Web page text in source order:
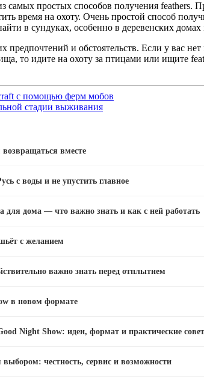
простых способов получения feathers.
время на охоту. Очень простой способ
в сундуках, особенно в деревенских
предпочтений и обстоятельств. Если у вас
то идите на охоту за птицами или ищите
с помощью ферм мобов
стадии выживания
вместе
с воды и не упустить главное
дома — что важно знать и как с ней работать
с желанием
важно знать перед отплытием
в новом формате
Night Show: идеи, формат и практические
честность, сервис и возможности